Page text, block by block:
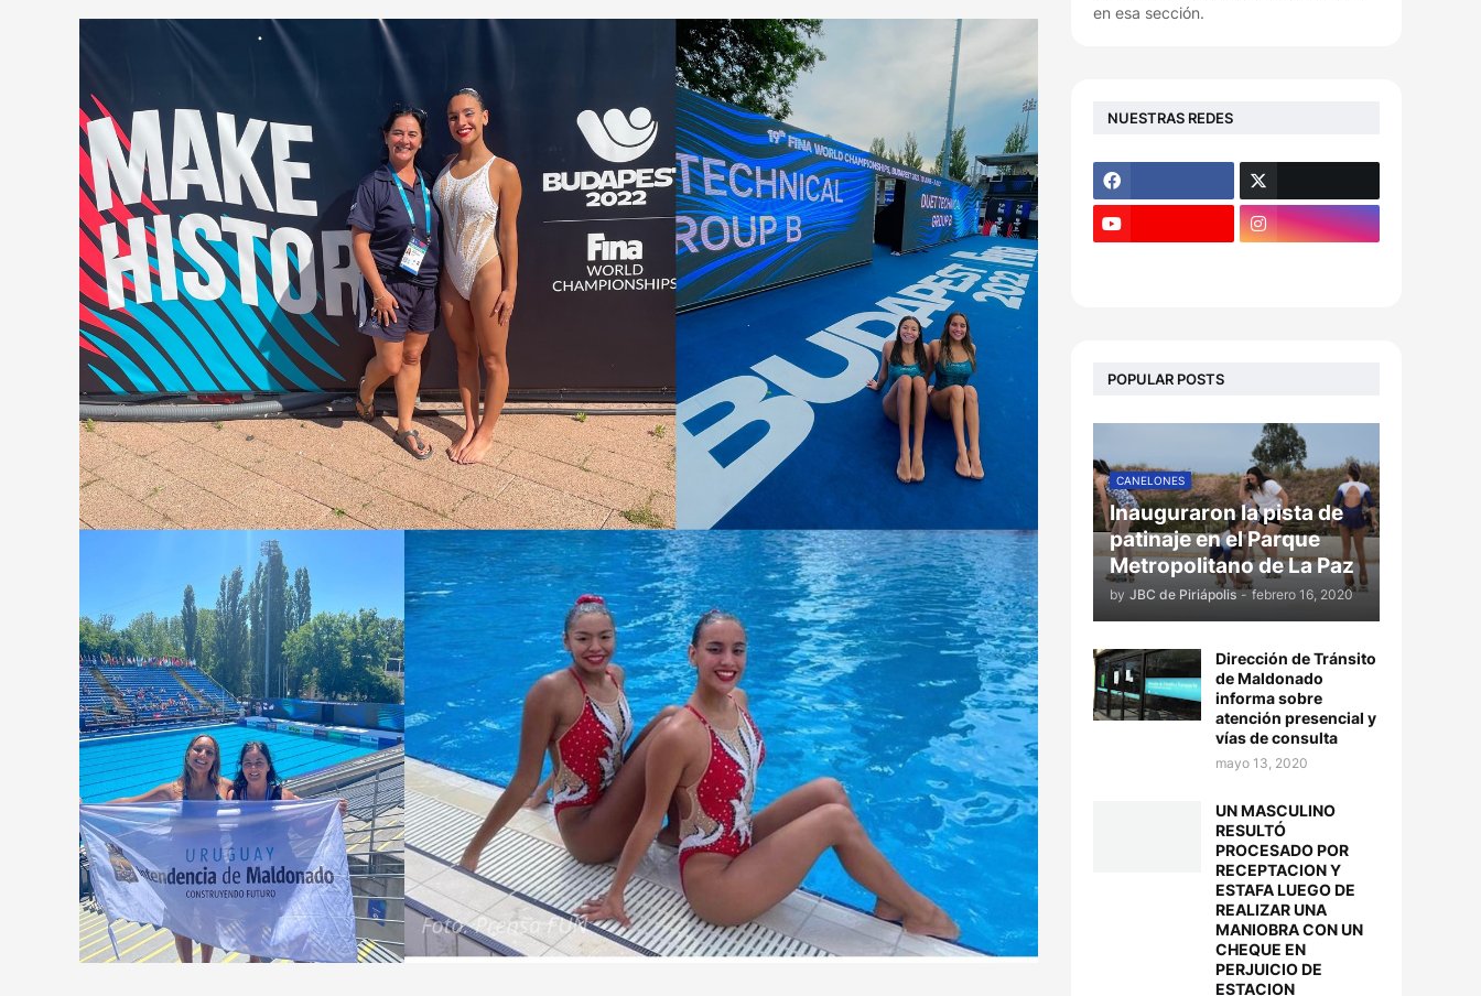
en esa sección.
NUESTRAS REDES
POPULAR POSTS
CANELONES
Inauguraron la pista de
patinaje en el Parque
Metropolitano de La Paz
by JBC de Piriápolis - febrero 16, 2020
Dirección de Tránsito
de Maldonado
informa sobre
atención presencial y
vías de consulta
mayo 13, 2020
UN MASCULINO
RESULTÓ
PROCESADO POR
RECEPTACION Y
ESTAFA LUEGO DE
REALIZAR UNA
MANIOBRA CON UN
CHEQUE EN
PERJUICIO DE
ESTACION